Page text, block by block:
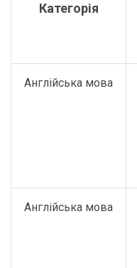
Категорія
Англійська мова
Англійська мова